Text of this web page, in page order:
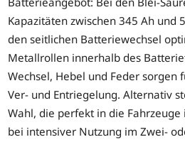
Kapazitäten zwischen 345 Ah und
den seitlichen Batteriewechsel
Metallrollen innerhalb des
Wechsel, Hebel und Feder sorgen
Ver- und Entriegelung. Alternativ
Wahl, die perfekt in die
bei intensiver Nutzung im Zwei-